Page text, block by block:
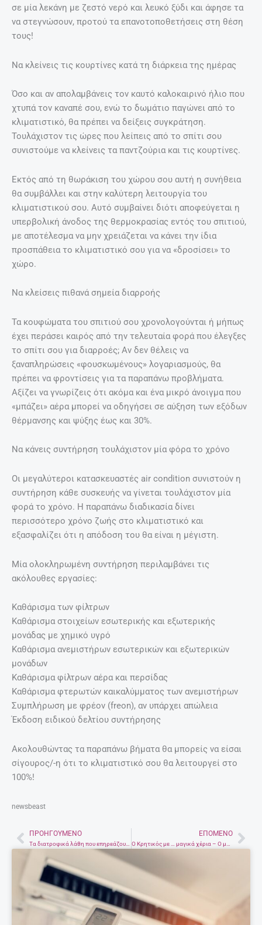
σε μία λεκάνη με ζεστό νερό και λευκό ξύδι και άφησε τα
να στεγνώσουν, προτού τα επανοτοποθετήσεις στη θέση
τους!
Να κλείνεις τις κουρτίνες κατά τη διάρκεια της ημέρας
Όσο και αν απολαμβάνεις τον καυτό καλοκαιρινό ήλιο που
χτυπά τον καναπέ σου, ενώ το δωμάτιο παγώνει από το
κλιματιστικό, θα πρέπει να δείξεις συγκράτηση.
Τουλάχιστον τις ώρες που λείπεις από το σπίτι σου
συνιστούμε να κλείνεις τα παντζούρια και τις κουρτίνες.
Εκτός από τη θωράκιση του χώρου σου αυτή η συνήθεια
θα συμβάλλει και στην καλύτερη λειτουργία του
κλιματιστικού σου. Αυτό συμβαίνει διότι αποφεύγεται η
υπερβολική άνοδος της θερμοκρασίας εντός του σπιτιού,
με αποτέλεσμα να μην χρειάζεται να κάνει την ίδια
προσπάθεια το κλιματιστικό σου για να «δροσίσει» το
χώρο.
Να κλείσεις πιθανά σημεία διαρροής
Τα κουφώματα του σπιτιού σου χρονολογούνται ή μήπως
έχει περάσει καιρός από την τελευταία φορά που έλεγξες
το σπίτι σου για διαρροές; Αν δεν θέλεις να
ξαναπληρώσεις «φουσκωμένους» λογαριασμούς, θα
πρέπει να φροντίσεις για τα παραπάνω προβλήματα.
Αξίζει να γνωρίζεις ότι ακόμα και ένα μικρό άνοιγμα που
«μπάζει» αέρα μπορεί να οδηγήσει σε αύξηση των εξόδων
θέρμανσης και ψύξης έως και 30%.
Να κάνεις συντήρηση τουλάχιστον μία φόρα το χρόνο
Οι μεγαλύτεροι κατασκευαστές air condition συνιστούν η
συντήρηση κάθε συσκευής να γίνεται τουλάχιστον μία
φορά το χρόνο. Η παραπάνω διαδικασία δίνει
περισσότερο χρόνο ζωής στο κλιματιστικό και
εξασφαλίζει ότι η απόδοση του θα είναι η μέγιστη.
Μία ολοκληρωμένη συντήρηση περιλαμβάνει τις
ακόλουθες εργασίες:
Καθάρισμα των φίλτρων
Καθάρισμα στοιχείων εσωτερικής και εξωτερικής
μονάδας με χημικό υγρό
Καθάρισμα ανεμιστήρων εσωτερικών και εξωτερικών
μονάδων
Καθάρισμα φίλτρων αέρα και περσίδας
Καθάρισμα φτερωτών καικαλύμματος των ανεμιστήρων
Συμπλήρωση με φρέον (freon), αν υπάρχει απώλεια
Έκδοση ειδικού δελτίου συντήρησης
Ακολουθώντας τα παραπάνω βήματα θα μπορείς να είσαι
σίγουρος/-η ότι το κλιματιστικό σου θα λειτουργεί στο
100%!
newsbeast
Prev
ΠΡΟΗΓΟΎΜΕΝΟ ΕΠΌΜΕΝΟ